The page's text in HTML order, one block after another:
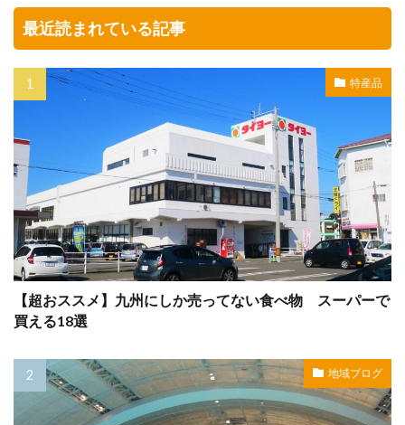
最近読まれている記事
特産品
【超おススメ】九州にしか売ってない食べ物 スーパーで
買える18選
地域ブログ